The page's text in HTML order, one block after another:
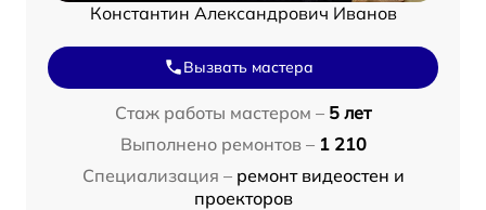
Константин Александрович Иванов
Вызвать мастера
Стаж работы мастером – 5 лет
Выполнено ремонтов – 1 210
Специализация – ремонт видеостен и
проекторов